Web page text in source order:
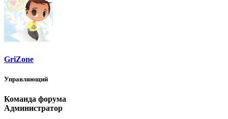
GriZone
Управляющий
Команда форума
Администратор